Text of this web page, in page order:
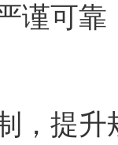
谨可
提升